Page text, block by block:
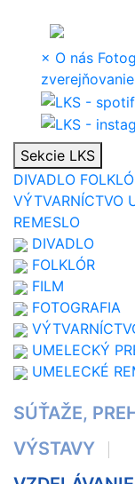
× O nás
zverejňovanie
Sekcie LKS
DIVADLO
VÝTVARNÍCTVO
REMESLO
DIVADLO
FOLKLÓR
FILM
FOTOGRAFIA
UMELECKÝ
UMELECKÉ
SÚŤAŽE,
VÝSTAVY